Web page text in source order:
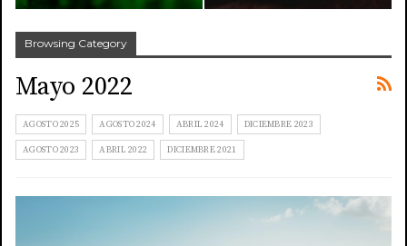
Browsing Category
Mayo 2022
AGOSTO 2025 AGOSTO 2024 ABRIL 2024 DICIEMBRE 2023
AGOSTO 2023 ABRIL 2022 DICIEMBRE 2021